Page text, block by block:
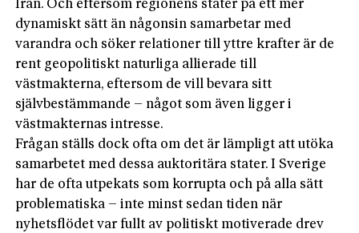
Iran. Och eftersom regionens stater på ett mer
dynamiskt sätt än någonsin samarbetar med
varandra och söker relationer till yttre krafter är de
rent geopolitiskt naturliga allierade till
västmakterna, eftersom de vill bevara sitt
självbestämmande – något som även ligger i
västmakternas intresse.
Frågan ställs dock ofta om det är lämpligt att utöka
samarbetet med dessa auktoritära stater. I Sverige
har de ofta utpekats som korrupta och på alla sätt
problematiska – inte minst sedan tiden när
nyhetsflödet var fullt av politiskt motiverade drev